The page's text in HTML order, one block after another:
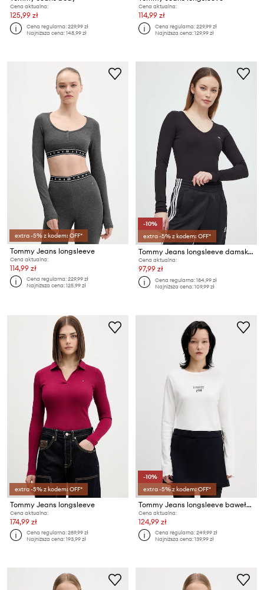
Cena aktualna:
125,99 zł
Cena regularna:229,99 zł
Najniższa cena:148,99 zł
Cena aktualna:
114,99 zł
Cena regularna:229,99 zł
Najniższa cena:129,99 zł
extra -5% z kodem: OFF*
Tommy Jeans longsleeve
Cena aktualna:
114,99 zł
Cena regularna:229,99 zł
Najniższa cena:125,99 zł
-10%
extra -5% z kodem: OFF*
Tommy Jeans longsleeve damski z bawełną
Cena aktualna:
97,99 zł
Cena regularna:184,99 zł
Najniższa cena:109,99 zł
extra -5% z kodem: OFF*
Tommy Jeans longsleeve
Cena aktualna:
174,99 zł
Cena regularna:289,99 zł
Najniższa cena:193,99 zł
-10%
extra -5% z kodem: OFF*
Tommy Jeans longsleeve bawełniany
Cena aktualna:
124,99 zł
Cena regularna:249,99 zł
Najniższa cena:139,99 zł